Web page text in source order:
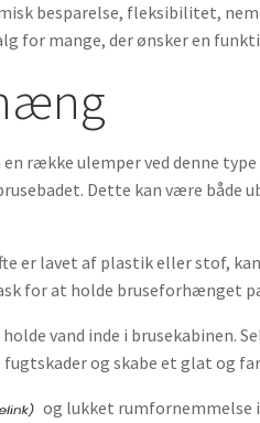
besparelse, fleksibilitet,
for mange, der ønsker en
række ulemper ved denne
Dette kan være både
er lavet af plastik eller stof,
for at holde bruseforhænget
vand inde i
fugtskader og skabe et glat og
og lukket rumfornemmelse